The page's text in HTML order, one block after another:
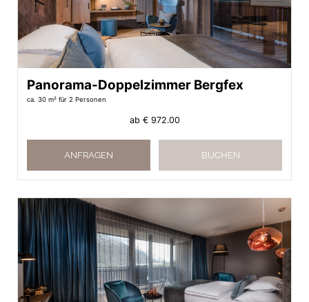
Panorama-Doppelzimmer Bergfex
ca. 30 m² für 2 Personen
ab € 972.00
ANFRAGEN BUCHEN